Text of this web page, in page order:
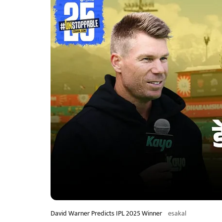
David Warner Predicts IPL 2025 Winner esakal